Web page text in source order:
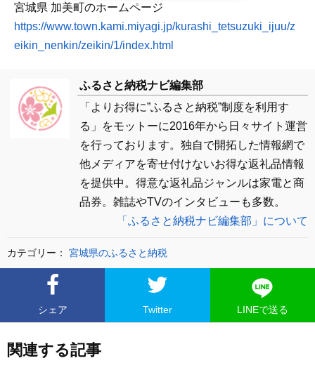
宮城県 加美町のホームページ
https://www.town.kami.miyagi.jp/kurashi_tetsuzuki_ijuu/z
eikin_nenkin/zeikin/1/index.html
ふるさと納税ナビ編集部
「よりお得に”ふるさと納税”制度を利用す
る」をモットーに2016年から日々サイト運営
を行っております。独自で開拓した情報網で
他メディアを寄せ付けないお得な返礼品情報
を提供中。得意な返礼品ジャンルは家電と商
品券。雑誌やTVのインタビューも多数。
「ふるさと納税ナビ編集部」について
カテゴリー： 宮城県のふるさと納税
シェア Twitter LINEで送る
関連する記事